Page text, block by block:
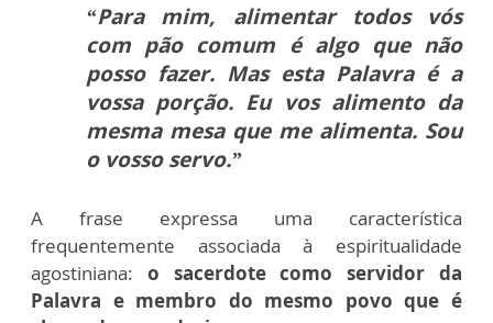
“Para mim, alimentar todos vós
com pão comum é algo que não
posso fazer. Mas esta Palavra é a
vossa porção. Eu vos alimento da
mesma mesa que me alimenta. Sou
o vosso servo.”
A frase expressa uma característica
frequentemente associada à espiritualidade
agostiniana: o sacerdote como servidor da
Palavra e membro do mesmo povo que é